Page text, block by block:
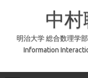
中
明治大学 総合数理学
Information